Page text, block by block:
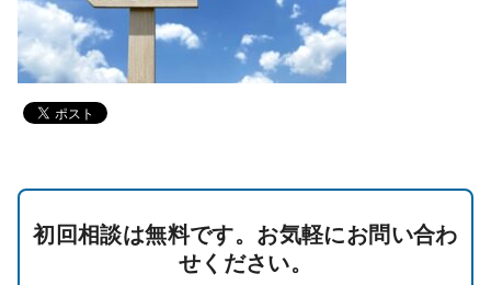
初回相談は無料です。お気軽にお問い合わ
せください。